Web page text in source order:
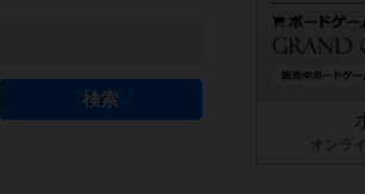
ムシステムを理解できるよう、中世ファンタジー・クッ
アシステムです。主にボードゲームに慣れている方向け
オンラ